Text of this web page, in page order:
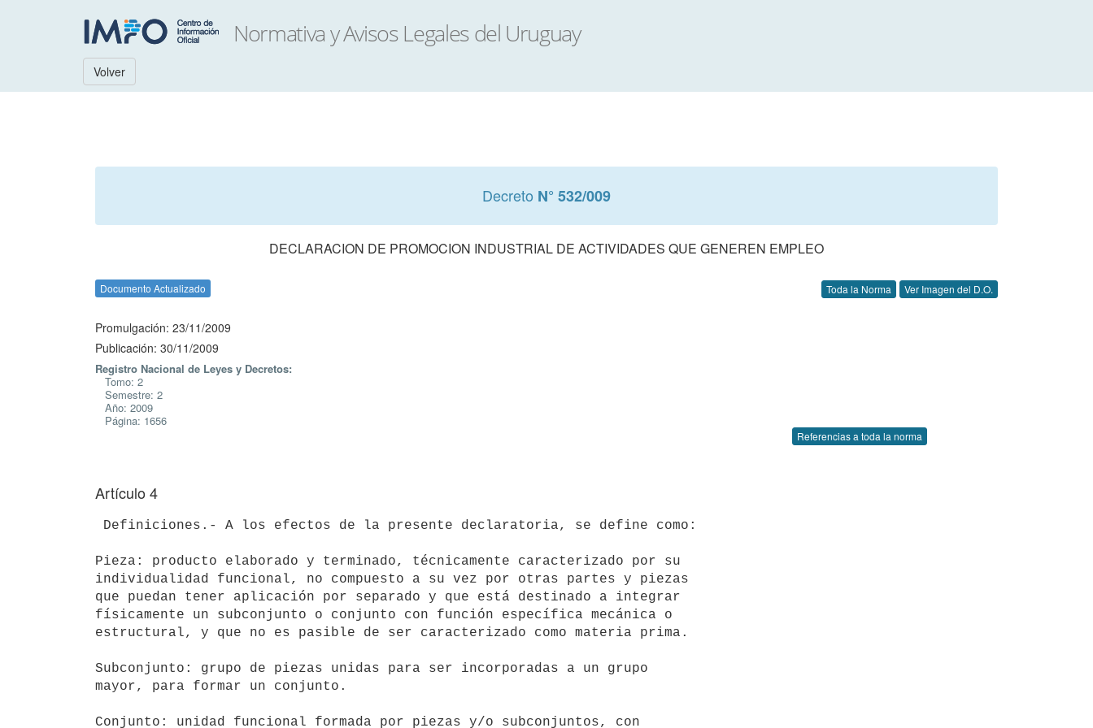
Volver
Decreto N° 532/009
DECLARACION DE PROMOCION INDUSTRIAL DE ACTIVIDADES QUE GENEREN EMPLEO
Documento Actualizado Toda la Norma Ver Imagen del D.O.
Promulgación: 23/11/2009
Publicación: 30/11/2009
Registro Nacional de Leyes y Decretos:
Tomo: 2
Semestre: 2
Año: 2009
Página: 1656
Referencias a toda la norma
Artículo 4
Pieza: producto elaborado y terminado, técnicamente caracterizado por su
individualidad funcional, no compuesto a su vez por otras partes y piezas
que puedan tener aplicación por separado y que está destinado a integrar
físicamente un subconjunto o conjunto con función específica mecánica o
estructural, y que no es pasible de ser caracterizado como materia prima.
Subconjunto: grupo de piezas unidas para ser incorporadas a un grupo
mayor, para formar un conjunto.
Conjunto: unidad funcional formada por piezas y/o subconjuntos, con